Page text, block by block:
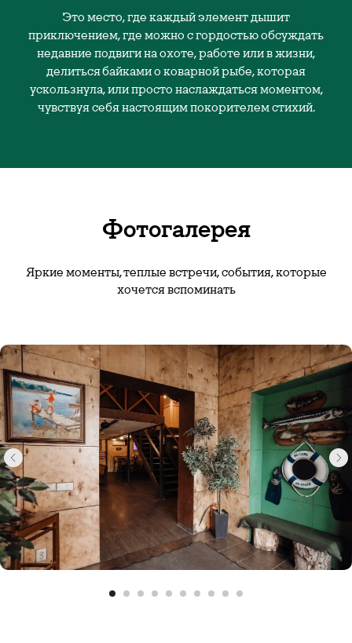
Это место, где каждый элемент дышит
приключением, где можно с гордостью обсуждать
недавние подвиги на охоте, работе или в жизни,
делиться байками о коварной рыбе, которая
ускользнула, или просто наслаждаться моментом,
чувствуя себя настоящим покорителем стихий.
Фотогалерея
Яркие моменты, теплые встречи, события, которые
хочется вспоминать